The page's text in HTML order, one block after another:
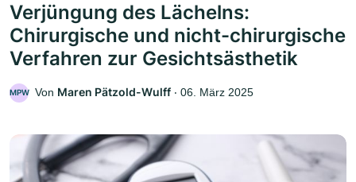
Verjüngung des Lächelns:
Chirurgische und nicht-chirurgische
Verfahren zur Gesichtsästhetik
MPW Von Maren Pätzold-Wulff ‧ 06. März 2025